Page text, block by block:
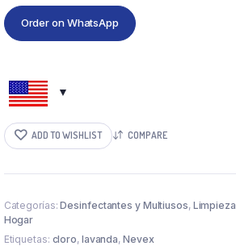
Order on WhatsApp
ADD TO WISHLIST COMPARE
Categorías:Desinfectantes y Multiusos,
Hogar
Etiquetas: cloro, lavanda, Nevex